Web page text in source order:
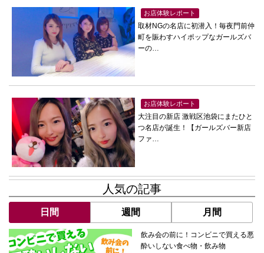
お店体験レポート
取材NGの名店に初潜入！毎夜門前仲
町を賑わすハイポップなガールズバ
ーの…
お店体験レポート
大注目の新店 激戦区池袋にまたひと
つ名店が誕生！【ガールズバー新店
ファ…
人気の記事
日間 週間 月間
飲み会の前に！コンビニで買える悪
酔いしない食べ物・飲み物